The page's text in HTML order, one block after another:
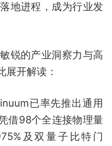
地进程，成为行业发
锐的产业洞察力与高
展开解读：
已率先推出通用
借98个全连接物理量
及双量子比特门